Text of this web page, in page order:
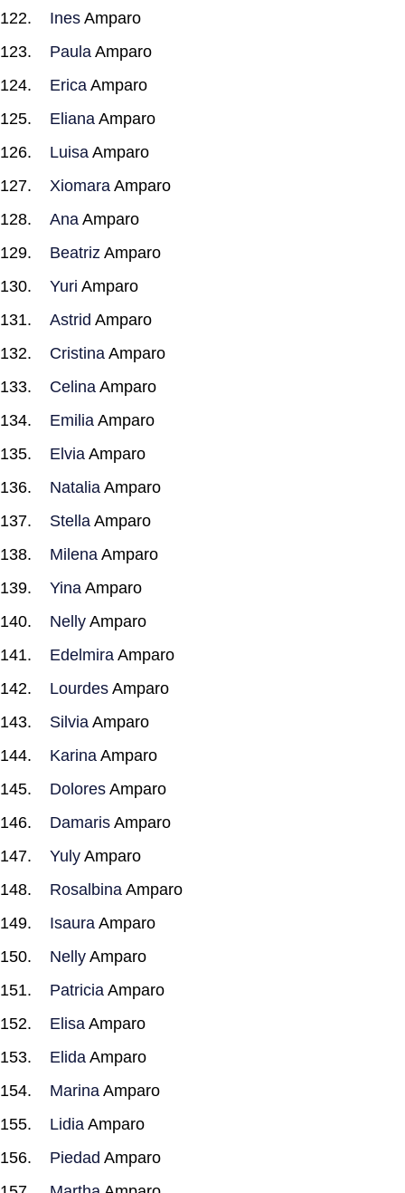
Ines Amparo
Paula Amparo
Erica Amparo
Eliana Amparo
Luisa Amparo
Xiomara Amparo
Ana Amparo
Beatriz Amparo
Yuri Amparo
Astrid Amparo
Cristina Amparo
Celina Amparo
Emilia Amparo
Elvia Amparo
Natalia Amparo
Stella Amparo
Milena Amparo
Yina Amparo
Nelly Amparo
Edelmira Amparo
Lourdes Amparo
Silvia Amparo
Karina Amparo
Dolores Amparo
Damaris Amparo
Yuly Amparo
Rosalbina Amparo
Isaura Amparo
Nelly Amparo
Patricia Amparo
Elisa Amparo
Elida Amparo
Marina Amparo
Lidia Amparo
Piedad Amparo